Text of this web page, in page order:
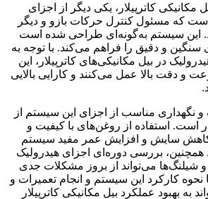
یکی دیگر از اجزای
کنترل حرکات بازو و دیگر
به‌گونه‌ای طراحی شده است
را فراهم می‌کند. با توجه به
مکانیکی‌های کاترپیلار، این
عمل می‌کنند و کارایی بالایی
از اجزای این سیستم از
از روغن‌های با کیفیت و
و افزایش عمر مفید سیستم
دوره‌ای اجزای هیدرولیک
می‌تواند از بروز مشکلات جدی
این سیستم و انجام تعمیرات و
بیل مکانیکی کاترپیلار